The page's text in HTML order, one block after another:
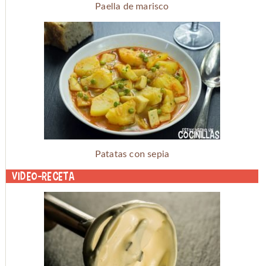
Paella de marisco
Patatas con sepia
Video-receta